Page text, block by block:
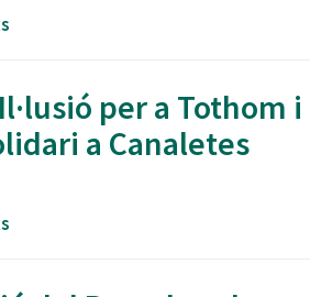
per a Tothom i
a Canaletes